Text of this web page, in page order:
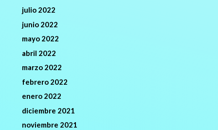
julio 2022
junio 2022
mayo 2022
abril 2022
marzo 2022
febrero 2022
enero 2022
diciembre 2021
noviembre 2021